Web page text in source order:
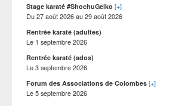
Stage karaté #ShochuGeiko [+]
Du27 août 2026au29 août 2026
Rentrée karaté (adultes)
Le 1 septembre 2026
Rentrée karaté (ados)
Le3 septembre 2026
Forum des Associations de Colombes [+]
Le5 septembre 2026